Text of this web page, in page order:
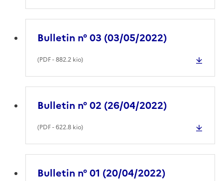
Bulletin n° 03 (03/05/2022)
(PDF- 882.2 kio)
Bulletin n° 02 (26/04/2022)
(PDF- 622.8 kio)
Bulletin n° 01 (20/04/2022)